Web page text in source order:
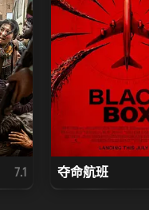
7.1 夺命航班